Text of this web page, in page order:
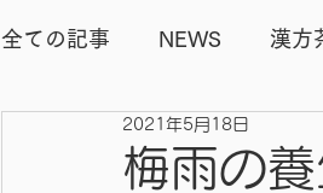
全ての記事 NEWS 漢方
ビフォーアフター
梅雨の
2021年5月18日